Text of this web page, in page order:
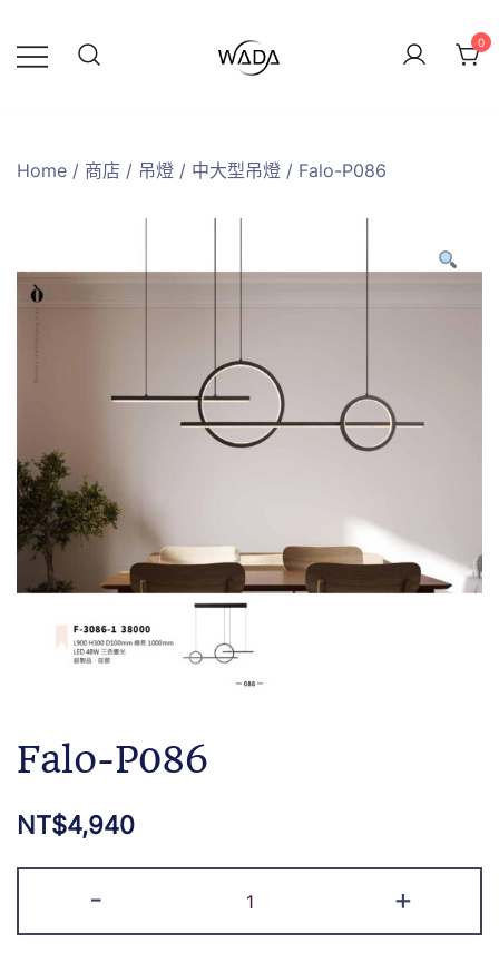
0
Home / 商店 / 吊燈 / 中大型吊燈 / Falo-P086
Falo-P086
NT$4,940
- +